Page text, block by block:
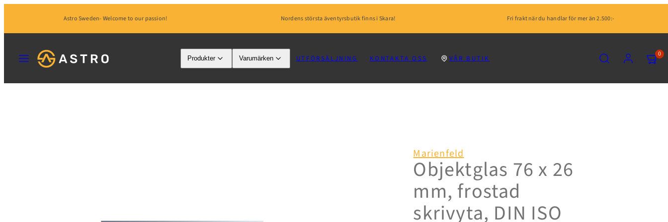
Astro Sweden- Welcome to our passion! Nordens största äventyrsbutik finns i Skara! Fri frakt när du handlar för mer än 2.500:-
Produkter Varumärken UTFÖRSÄLJNING KONTAKTA OSS VÅR BUTIK
VISA
MIN
0
Marienfeld
Objektglas 76 x 26
mm, frostad
skrivyta, DIN ISO